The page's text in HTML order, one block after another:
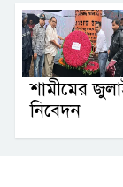
শামীমের জুলাই
নিবেদন